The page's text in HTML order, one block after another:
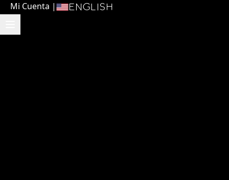
Mi Cuenta | English